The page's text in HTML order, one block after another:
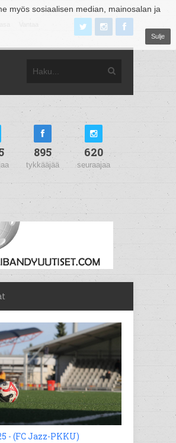
myös sosiaalisen median, mainosalan ja
Sulje
895
tykkääjää
620
seuraajaa
- (FC Jazz-PKKU)